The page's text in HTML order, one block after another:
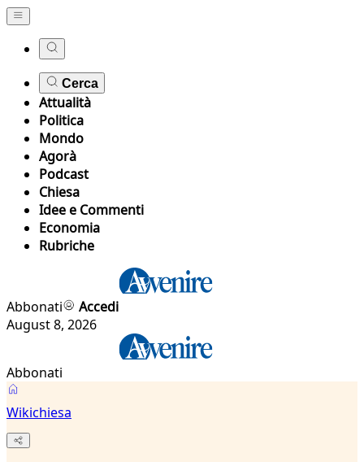
Cerca
Attualità
Politica
Mondo
Agorà
Podcast
Chiesa
Idee e Commenti
Economia
Rubriche
Abbonati
Accedi
August 8, 2026
Abbonati
Wikichiesa